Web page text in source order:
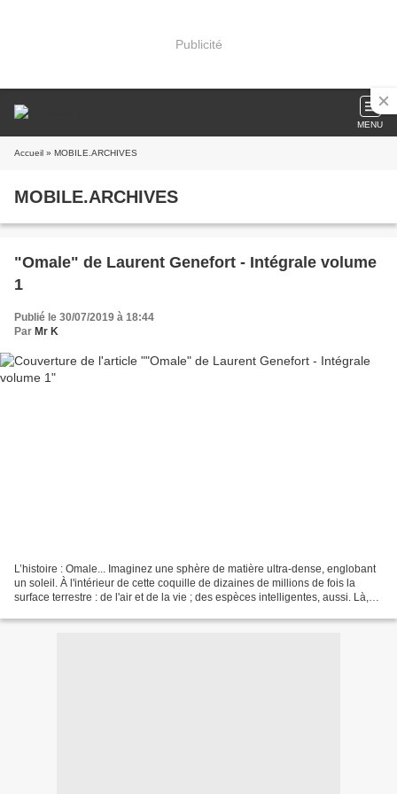
Publicité
MENU
Accueil » MOBILE.ARCHIVES
MOBILE.ARCHIVES
"Omale" de Laurent Genefort - Intégrale volume
1
Publié le 30/07/2019 à 18:44
Par Mr K
L’histoire : Omale... Imaginez une sphère de matière ultra-dense, englobant
un soleil. À l'intérieur de cette coquille de dizaines de millions de fois la
surface terrestre : de l'air et de la vie ; des espèces intelligentes, aussi. Là,